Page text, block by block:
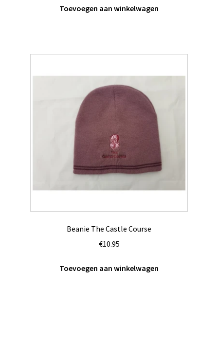
Toevoegen aan winkelwagen
Beanie The Castle Course
€10.95
Toevoegen aan winkelwagen